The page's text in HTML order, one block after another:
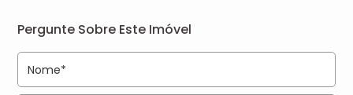
Pergunte Sobre Este Imóvel